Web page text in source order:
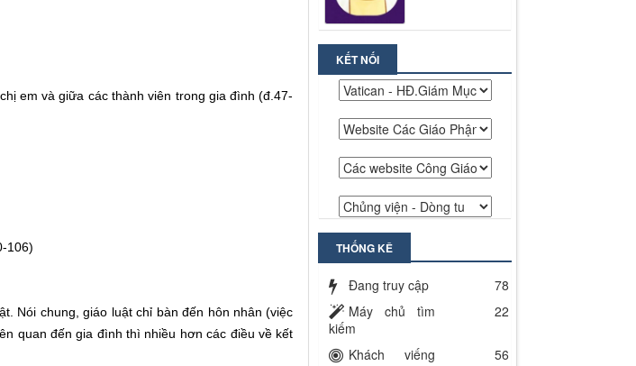
em và giữa các thành viên trong gia đình (đ.47-
106)
Nói chung, giáo luật chỉ bàn đến hôn nhân (việc
quan đến gia đình thì nhiều hơn các điều về kết
KẾT NỐI
THỐNG KÊ
Đang truy cập
78
Máy chủ tìm
kiếm
22
Khách viếng
56